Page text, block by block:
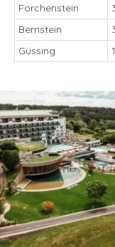
Forchenstein
Bernstein
Güssing